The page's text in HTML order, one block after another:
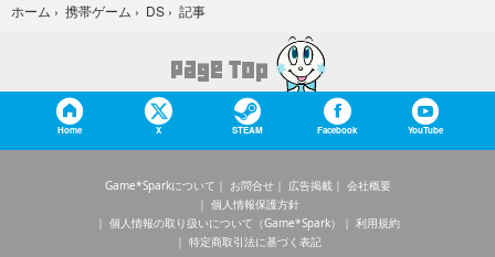
ホーム › 携帯ゲーム › DS › 記事
Home X STEAM Facebook YouTube
Game*Sparkについて お問合せ 広告掲載
会社概要
個人情報保護方針
個人情報の取り扱いについて（Game*Spark）
利用規約
特定商取引法に基づく表記